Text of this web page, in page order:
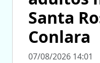
Santa
Conlara
07/08/2026 14:01